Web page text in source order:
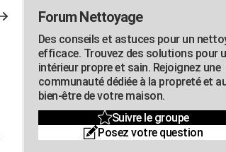
Forum Nettoyage
Des conseils et astuces pour un
efficace. Trouvez des solutions pour
intérieur propre et sain. Rejoignez une
communauté dédiée à la propreté et
bien-être de votre maison.
Suivre le groupe
Posez votre question